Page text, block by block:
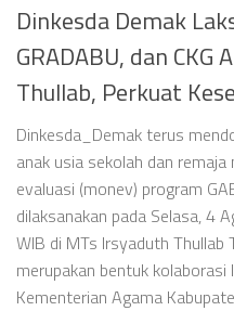
Dinkesda Demak
GRADABU, dan CKG
Thullab, Perkuat
Dinkesda_Demak terus
anak usia sekolah dan
evaluasi (monev) program
dilaksanakan pada Selasa, 4
WIB di MTs Irsyaduth Thullab
merupakan bentuk
Kementerian Agama